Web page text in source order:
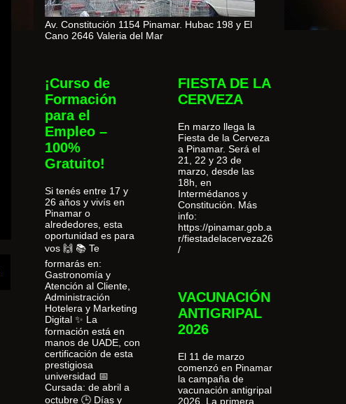
Av. Constitución 1154 Pinamar. Hubac 198 y El
Cano 2646 Valeria del Mar
¡Curso de
Formación
para el
Empleo –
100%
Gratuito!
Si tenés entre 17 y
26 años y vivís en
Pinamar o
alrededores, esta
oportunidad es para
vos 🙌 📚 Te
formarás en:
Gastronomía y
Atención al Cliente,
Administración
Hotelera y Marketing
Digital ✨ La
formación está en
manos de UADE, con
certificación de esta
prestigiosa
universidad 📅
Cursada: de abril a
octubre 🕒 Días y
FIESTA DE LA
CERVEZA
En marzo llega la
Fiesta de la Cerveza
a Pinamar. Será el
21, 22 y 23 de
marzo, desde las
18h, en
Intermédanos y
Constitución. Más
info:
https://pinamar.gob.a
r/fiestadelacerveza26
/
VACUNACIÓN
ANTIGRIPAL
2026
El 11 de marzo
comenzó en Pinamar
la campaña de
vacunación antigripal
2026. La primera